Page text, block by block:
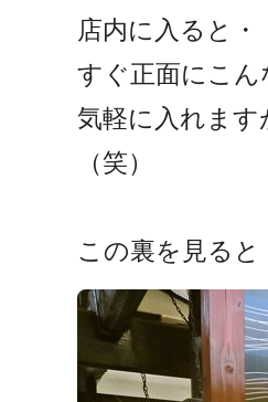
店内に入ると・
すぐ正面にこ
気軽に入れま
（笑）
この裏を見ると